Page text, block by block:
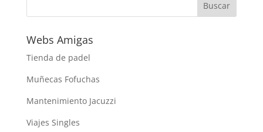
Webs Amigas
Tienda de padel
Muñecas Fofuchas
Mantenimiento Jacuzzi
Viajes Singles